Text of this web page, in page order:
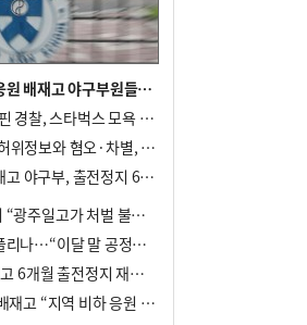
"스타벅스 가야지" 응원 배재고 야구부원들, 학교서 징계 처분
‘탱크데이’ 다시 불지핀 경찰, 스타벅스 모욕 혐의 압수수색
차정인 국교위원장 “허위정보와 혐오·차별, 학교 교실까지 유입"
‘5·18 폄훼 응원’ 배재고 야구부, 출전정지 6개월→1개월 감경
배재고 야구부 불송치 “광주일고가 처벌 불원 의사 표해”
배재고 야구부 징계 풀리나…“이달 말 공정위서 재심의”
‘스벅 구호 파문’ 배재고 6개월 출전정지 재심 신청키로
광주 찾아 고개 숙인 배재고 “지역 비하 응원 잘못”(종합)